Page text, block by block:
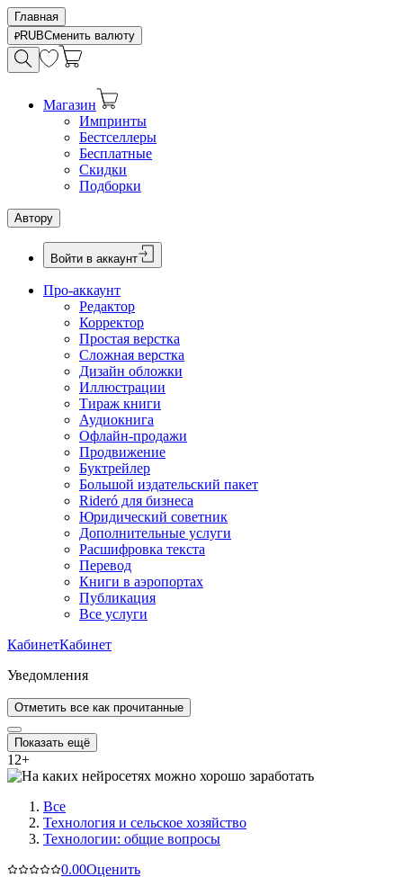
Главная
RUBСменить валюту
Магазин
Импринты
Бестселлеры
Бесплатные
Скидки
Подборки
Автору
Войти в аккаунт
Про-аккаунт
Редактор
Корректор
Простая верстка
Сложная верстка
Дизайн обложки
Иллюстрации
Тираж книги
Аудиокнига
Офлайн-продажи
Продвижение
Буктрейлер
Большой издательский пакет
Rideró для бизнеса
Юридический советник
Дополнительные услуги
Расшифровка текста
Перевод
Книги в аэропортах
Публикация
Все услуги
КабинетКабинет
Уведомления
Отметить все как прочитанные
Показать ещё
12+
Все
Технология и сельское хозяйство
Технологии: общие вопросы
0.00Оценить